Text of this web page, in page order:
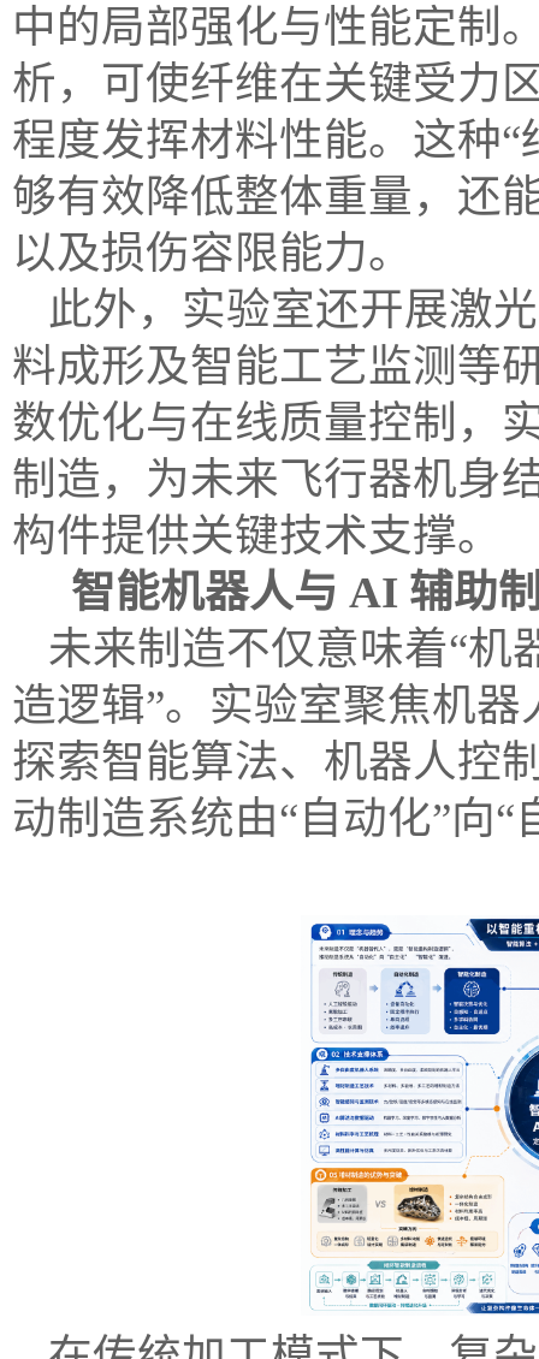
中的局部强化与性能定制
析，可使纤维在关键受力
程度发挥材料性能。这种
够有效降低整体重量，还
以及损伤容限能力。
此外，实验室还开展激
料成形及智能工艺监测等
数优化与在线质量控制，
制造，为未来飞行器机身
构件提供关键技术支撑。
智能机器人与 AI 辅助
未来制造不仅意味着“机
造逻辑”。实验室聚焦机
探索智能算法、机器人控
动制造系统由“自动化”向“